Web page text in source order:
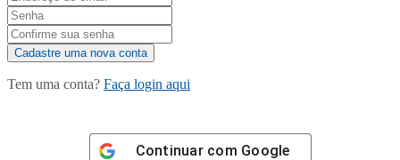
Tem uma conta? Faça login aqui
Continuar com Google